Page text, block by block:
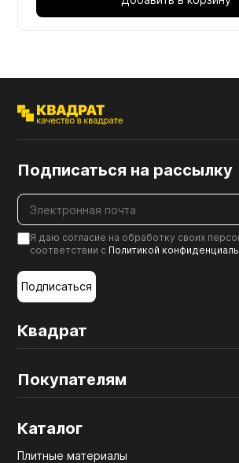
Квадрат
Покупателям
Каталог
Плитные материалы
Подписаться на рассылку
Я даю согласие на обработку своих
соответствии с Политикой
Подписаться